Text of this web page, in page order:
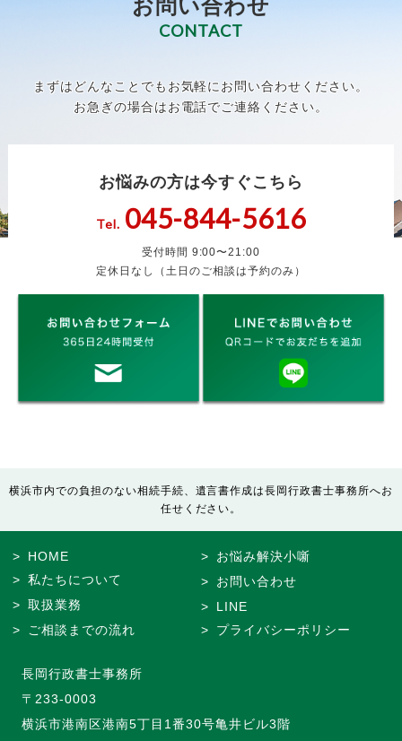
お問い合わせ
CONTACT
まずはどんなことでもお気軽にお問い合わせください。
お急ぎの場合はお電話でご連絡ください。
お悩みの方は今すぐこちら
Tel. 045-844-5616
受付時間 9:00〜21:00
定休日なし（土日のご相談は予約のみ）
横浜市内での負担のない相続手続、遺言書作成は長岡行政書士事務所へお
任せください。
HOME
私たちについて
取扱業務
ご相談までの流れ
お悩み解決小噺
お問い合わせ
LINE
プライバシーポリシー
長岡行政書士事務所
〒233-0003
横浜市港南区港南5丁目1番30号亀井ビル3階